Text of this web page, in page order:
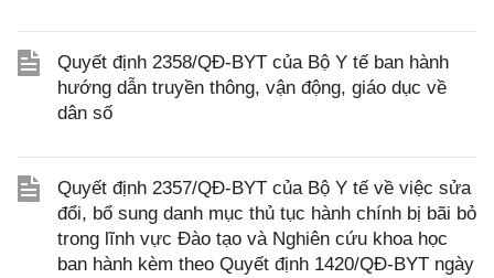
Quyết định 2358/QĐ-BYT của Bộ Y tế ban hành
hướng dẫn truyền thông, vận động, giáo dục về
dân số
Quyết định 2357/QĐ-BYT của Bộ Y tế về việc sửa
đổi, bổ sung danh mục thủ tục hành chính bị bãi bỏ
trong lĩnh vực Đào tạo và Nghiên cứu khoa học
ban hành kèm theo Quyết định 1420/QĐ-BYT ngày